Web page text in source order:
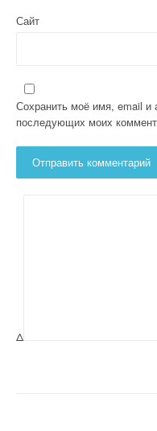
Сайт
Сохранить моё имя, email и
последующих моих
Δ